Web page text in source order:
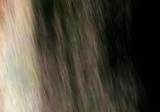
(2021)